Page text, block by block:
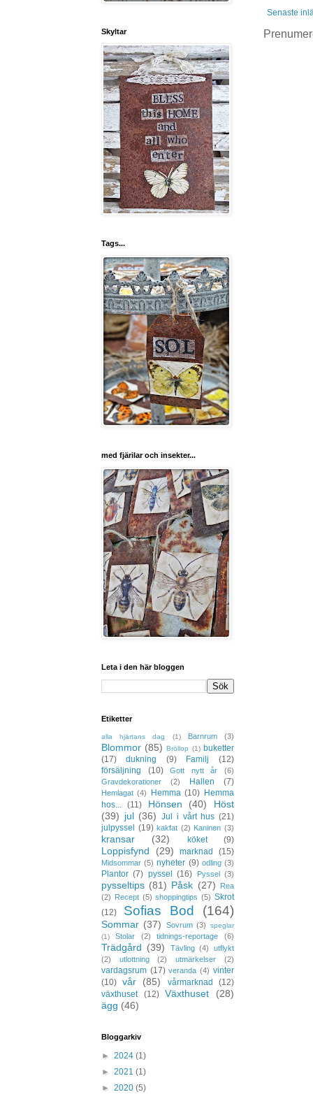
Senaste
Skyltar
Tags...
med fjärilar och insekter...
Leta i den här bloggen
Etiketter
alla hjärtans dag (1) Barnrum (3)
Blommor (85) Bröllop (1) buketter
(17)
dukning (9) Familj
(12)
försäljning
(10) Gott nytt år
(6)
Gravdekorationer
(2) Hallen (7)
Hemlagat (4) Hemma (10) Hemma
hos...
(11) Hönsen (40)
Höst
(39) jul (36) Jul i vårt hus (21)
julpyssel
(19) kakfat (2) Kaninen (3)
kransar (32) köket (9)
Loppisfynd (29) marknad (15)
Midsommar (5) nyheter (9) odling (3)
Plantor (7) pyssel (16) Pyssel (3)
pysseltips (81) Påsk (27)
Rea
(2) Recept (5) shoppingtips (5) Skrot
(12)
Sofias Bod (164)
Sommar (37) Sovrum (3)
speglar
(1)
Stolar (2) tidnings-reportage (6)
Trädgård (39) Tävling (4)
utflykt
(2)
utlottning (2) utmärkelser (2)
vardagsrum (17) veranda (4) vinter
(10) vår (85) vårmarknad
(12)
växthuset
(12) Växthuset
(28)
ägg (46)
Bloggarkiv
► 2024 (1)
► 2021 (1)
► 2020 (5)